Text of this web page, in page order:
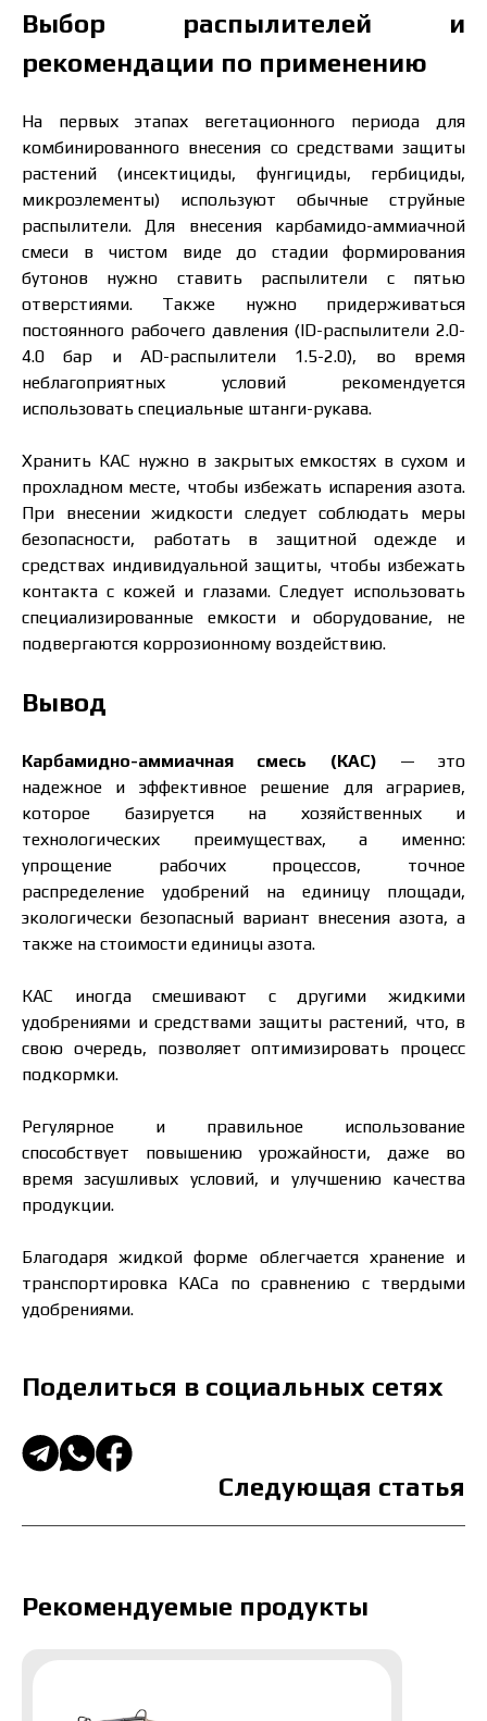
Выбор распылителей и
рекомендации по применению
На первых этапах вегетационного периода для
комбинированного внесения со средствами защиты
растений (инсектициды, фунгициды, гербициды,
микроэлементы) используют обычные струйные
распылители. Для внесения карбамидо-аммиачной
смеси в чистом виде до стадии формирования
бутонов нужно ставить распылители с пятью
отверстиями. Также нужно придерживаться
постоянного рабочего давления (ID-распылители 2.0-
4.0 бар и AD-распылители 1.5-2.0), во время
неблагоприятных условий рекомендуется
использовать специальные штанги-рукава.
Хранить КАС нужно в закрытых емкостях в сухом и
прохладном месте, чтобы избежать испарения азота.
При внесении жидкости следует соблюдать меры
безопасности, работать в защитной одежде и
средствах индивидуальной защиты, чтобы избежать
контакта с кожей и глазами. Следует использовать
специализированные емкости и оборудование, не
подвергаются коррозионному воздействию.
Вывод
Карбамидно-аммиачная смесь (КАС) — это
надежное и эффективное решение для аграриев,
которое базируется на хозяйственных и
технологических преимуществах, а именно:
упрощение рабочих процессов, точное
распределение удобрений на единицу площади,
экологически безопасный вариант внесения азота, а
также на стоимости единицы азота.
КАС иногда смешивают с другими жидкими
удобрениями и средствами защиты растений, что, в
свою очередь, позволяет оптимизировать процесс
подкормки.
Регулярное и правильное использование
способствует повышению урожайности, даже во
время засушливых условий, и улучшению качества
продукции.
Благодаря жидкой форме облегчается хранение и
транспортировка КАСа по сравнению с твердыми
удобрениями.
Поделиться в социальных сетях
Следующая статья
Рекомендуемые продукты
Заказать
защиты персональных данных.
Связаться с менеджером Makosh
Я ознакомился и принимаю политику
Скачать каталог